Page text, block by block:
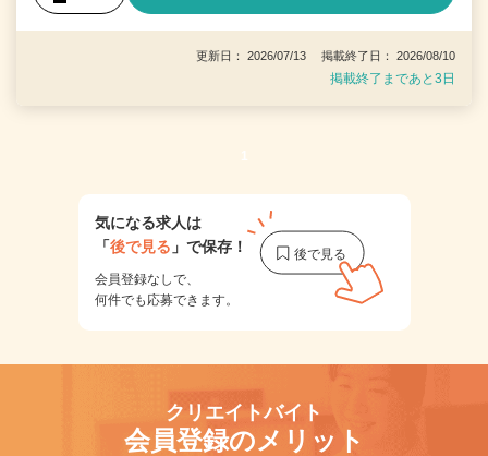
更新日： 2026/07/13 掲載終了日： 2026/08/10
掲載終了まであと3日
1
気になる求人は
「後で見る 」で保存！
会員登録なしで、
何件でも応募できます。
クリエイトバイト
会員登録のメリット